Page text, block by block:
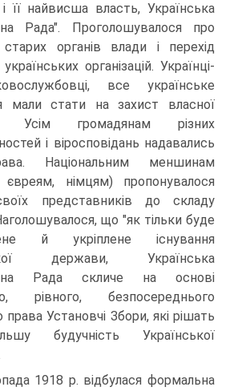
її найвисша власть, Українська
Рада". Проголошувалося про
органів влади і перехід
організацій. Українці-
все українське
мали стати на захист власної
Усім громадянам різних
і віросповідань надавались
Національним меншинам
євреям, німцям) пропонувалося
представників до складу
що "як тільки буде
й укріплене існування
держави, Українська
Рада скличе на основі
рівного, безпосереднього
права Установчі Збори, які рішать
будучність Української
1918 р. відбулася формальна